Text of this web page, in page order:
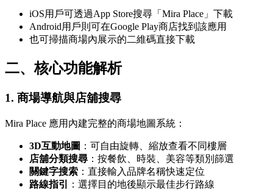
iOS用戶可透過App Store搜尋「Mira Place」下載
Android用戶則可在Google Play商店找到該應用
也可掃描商場內展示的二維碼直接下載
二、核心功能解析
1. 商場導航與店舖搜尋
Mira Place 應用內建完整的商場地圖系統：
3D互動地圖 ：可自由旋轉、縮放查看不同樓層
店舖分類搜尋 ：按餐飲、時裝、美容等類別篩選
關鍵字搜索 ：直接輸入品牌名稱快速定位
路線指引
：選擇目的地後顯示最佳步行路線